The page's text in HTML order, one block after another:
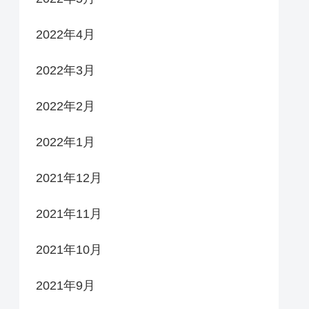
2022年4月
2022年3月
2022年2月
2022年1月
2021年12月
2021年11月
2021年10月
2021年9月